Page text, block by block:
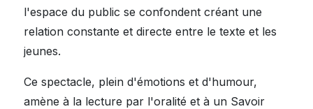
l'espace du public se confondent créant une
relation constante et directe entre le texte et les
jeunes.
Ce spectacle, plein d'émotions et d'humour,
amène à la lecture par l'oralité et à un Savoir